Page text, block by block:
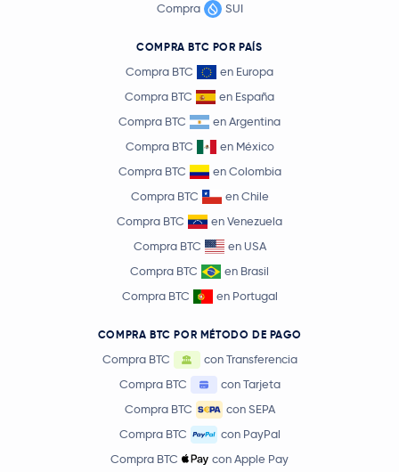
Compra
SUI
COMPRA BTC POR PAÍS
Compra BTC
en Europa
Compra BTC
en España
Compra BTC
en Argentina
Compra BTC
en México
Compra BTC
en Colombia
Compra BTC
en Chile
Compra BTC
en Venezuela
Compra BTC
en USA
Compra BTC
en Brasil
Compra BTC
en Portugal
COMPRA BTC POR MÉTODO DE PAGO
Compra BTC
con Transferencia
Compra BTC
con Tarjeta
Compra BTC
con SEPA
Compra BTC
con PayPal
Compra BTC
con Apple Pay